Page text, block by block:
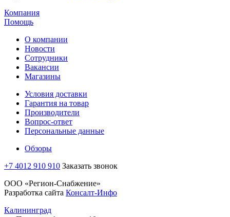
Компания
Помощь
О компании
Новости
Сотрудники
Вакансии
Магазины
Условия доставки
Гарантия на товар
Производители
Вопрос-ответ
Персональные данные
Обзоры
+7 4012 910 910 Заказать звонок
ООО «Регион-Снабжение»
Разработка сайта Консалт-Инфо
Калининград